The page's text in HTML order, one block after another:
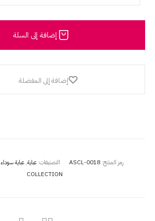
إضافة إلى المفضلة
رمز المنتج:ASCL-0018 التصنيفات:عباية,عباية سوداء
COLLECTION